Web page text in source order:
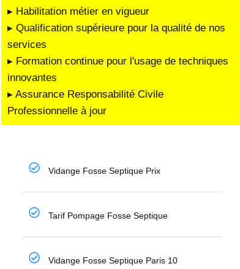
▸ Habilitation métier en vigueur
▸ Qualification supérieure pour la qualité de nos
services
▸ Formation continue pour l'usage de techniques
innovantes
▸ Assurance Responsabilité Civile
Professionnelle à jour
Vidange Fosse Septique Prix
Tarif Pompage Fosse Septique
Vidange Fosse Septique Paris 10